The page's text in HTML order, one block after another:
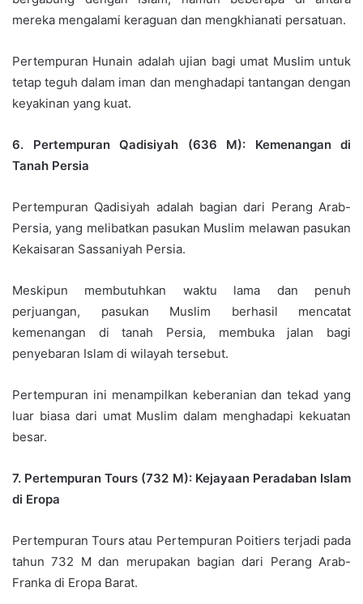
mereka mengalami keraguan dan mengkhianati persatuan.
Pertempuran Hunain adalah ujian bagi umat Muslim untuk
tetap teguh dalam iman dan menghadapi tantangan dengan
keyakinan yang kuat.
6. Pertempuran Qadisiyah (636 M): Kemenangan di
Tanah Persia
Pertempuran Qadisiyah adalah bagian dari Perang Arab-
Persia, yang melibatkan pasukan Muslim melawan pasukan
Kekaisaran Sassaniyah Persia.
Meskipun membutuhkan waktu lama dan penuh
perjuangan, pasukan Muslim berhasil mencatat
kemenangan di tanah Persia, membuka jalan bagi
penyebaran Islam di wilayah tersebut.
Pertempuran ini menampilkan keberanian dan tekad yang
luar biasa dari umat Muslim dalam menghadapi kekuatan
besar.
7. Pertempuran Tours (732 M): Kejayaan Peradaban Islam
di Eropa
Pertempuran Tours atau Pertempuran Poitiers terjadi pada
tahun 732 M dan merupakan bagian dari Perang Arab-
Franka di Eropa Barat.